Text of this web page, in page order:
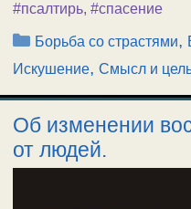
#псалтирь, #спасение
Рубрики
Борьба со страстями,
Искушение, Смысл и
Об изменении
от людей.